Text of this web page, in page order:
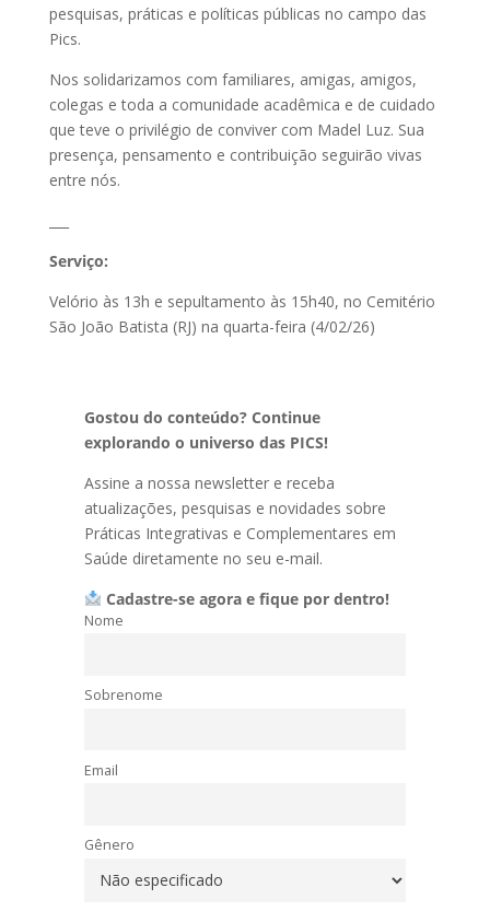
pesquisas, práticas e políticas públicas no campo das
Pics.
Nos solidarizamos com familiares, amigas, amigos,
colegas e toda a comunidade acadêmica e de cuidado
que teve o privilégio de conviver com Madel Luz. Sua
presença, pensamento e contribuição seguirão vivas
entre nós.
Serviço:
Velório às 13h e sepultamento às 15h40, no Cemitério
São João Batista (RJ) na quarta-feira (4/02/26)
Gostou do conteúdo? Continue
explorando o universo das PICS!
Assine a nossa newsletter e receba
atualizações, pesquisas e novidades sobre
Práticas Integrativas e Complementares em
Saúde diretamente no seu e-mail.
Cadastre-se agora e fique por dentro!
Nome
Sobrenome
Email
Gênero